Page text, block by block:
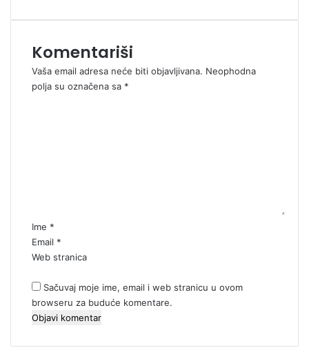
Komentariši
Vaša email adresa neće biti objavljivana. Neophodna
polja su označena sa *
*Ime *
Email *
Web stranica
Sačuvaj moje ime, email i web stranicu u ovom
browseru za buduće komentare.